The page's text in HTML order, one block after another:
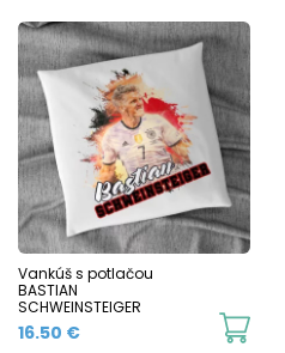
Vankúš s potlačou
BASTIAN
SCHWEINSTEIGER
16.50 €